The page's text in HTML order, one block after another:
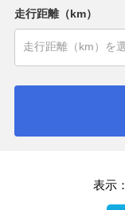
走行距離（km）
表示：